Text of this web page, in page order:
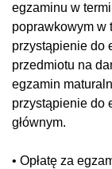
egzaminu w
poprawkowym w
przystąpienie do
przedmiotu na
egzamin
przystąpienie do
głównym.
• Opłatę za